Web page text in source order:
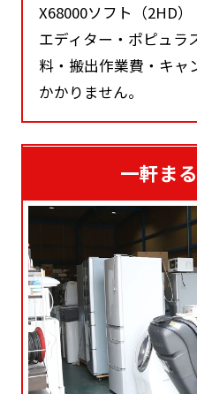
X68000ソフト（2HD
エディター・ポピュラ
料・搬出作業費・キャ
かかりません。
一軒ま